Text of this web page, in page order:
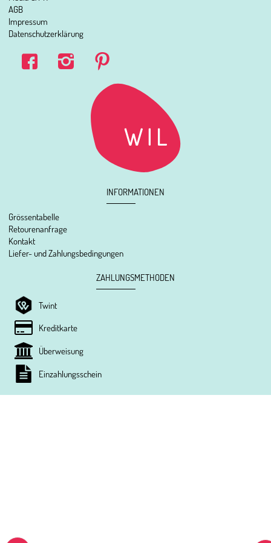
AGB
Impressum
Datenschutzerklärung
INFORMATIONEN
Grössentabelle
Retourenanfrage
Kontakt
Liefer- und Zahlungsbedingungen
ZAHLUNGSMETHODEN
Twint
Kreditkarte
Überweisung
Einzahlungsschein